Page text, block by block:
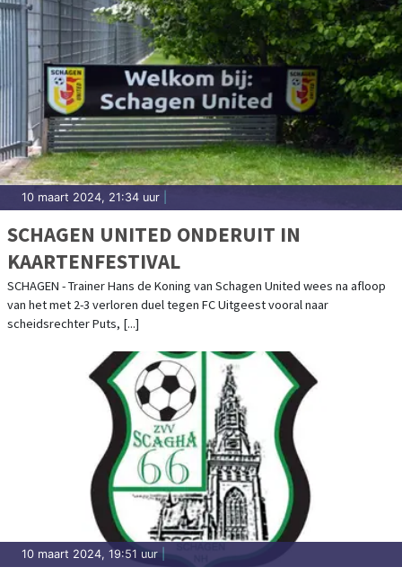
10 maart 2024, 21:34 uur
SCHAGEN UNITED ONDERUIT IN
KAARTENFESTIVAL
SCHAGEN - Trainer Hans de Koning van Schagen United wees na afloop
van het met 2-3 verloren duel tegen FC Uitgeest vooral naar
scheidsrechter Puts, [...]
10 maart 2024, 19:51 uur